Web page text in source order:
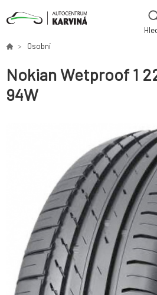
Osobní
Nokian Wetproof 1
94W